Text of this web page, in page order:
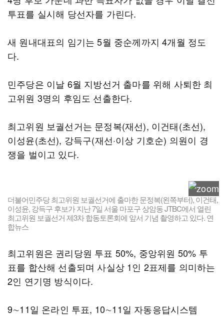
투표를 실시해 당선자를 가린다.
새 원내대표의 임기는 5월 중순께까지 4개월 정도
다.
민주당은 이날 6월 지방선거 출마를 위해 사퇴한 최
고위원 3명의 후임도 선출한다.
최고위원 보궐선거는 문정복(재선), 이건태(초선),
이성윤(초선), 강득구(재선·이상 기호순) 의원이 경
쟁을 벌이고 있다.
더불어민주당 최고위원 보궐선거에 출마한 문정복(왼쪽부터), 이건태,
이성윤, 강득구 후보가 지난 7일 서울 마포구 상암동 JTBC에서 열린
최고위원 보궐선거 제3차 합동토론회에 앞서 기념 촬영하고 있다. 연
합뉴스
최고위원은 권리당원 투표 50%, 중앙위원 50% 투
표를 합산해 선출되며 사실상 1인 2표제를 의미하는
2인 연기명 방식이다.
9∼11일 온라인 투표, 10∼11일 자동응답시스템